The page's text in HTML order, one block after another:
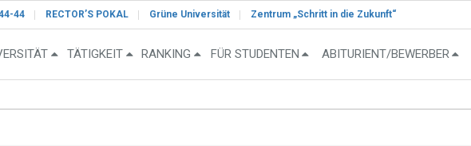
44 RECTOR’S POKAL Grüne Universität Zentrum „Schritt in die Zukunft“
TÄTIGKEIT RANKING FÜR STUDENTEN ABITURIENT/BEWERBER